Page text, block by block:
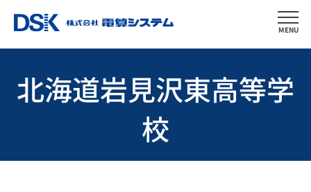
MENU
北海道岩見沢東高等学
校